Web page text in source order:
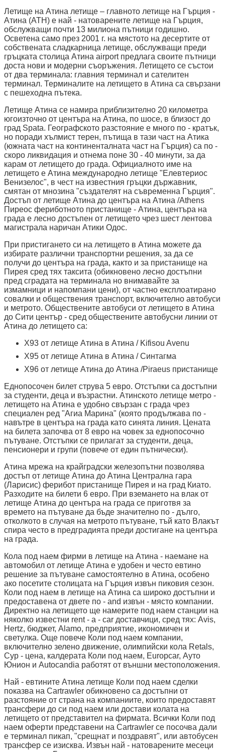
Летище на Атина летище – главното летище на Гърция -
Атина (ATH) е най - натоварените летище на Гърция,
обслужващи почти 13 милиона пътници годишно.
Осветена само през 2001 г. на мястото на десертите от
собствената сладкарница летище, обслужващи преди
гръцката столица Атина airport предлага своите пътници
доста нови и модерни съоръжения. Летището се състои
от два терминала: главния терминал и сателитен
терминал. Терминалите на летището в Атина са свързани
с пешеходна пътека.
Летище Атина се намира приблизително 20 километра
югоизточно от центъра на Атина, по шосе, в близост до
град Spata. Географското разстояние е много по - кратък,
но поради хълмист терен, пътища в тази част на Атика
(южната част на континенталната част на Гърция) са по -
скоро ликвидация и отнема поне 30 - 40 минути, за да
карам от летището до града. Официалното име на
летището е Атина международно летище "Елевтериос
Венизелос", в чест на известния гръцки държавник,
смятан от мнозина "създателят на съвременна Гърция".
Достъп от летище Атина до центъра на Атина /Athens
Пиреос фериботното пристанище - Атина, центъра на
града е лесно достъпен от летището чрез шест лентова
магистрала наричан Атики Одос.
При пристигането си на летището в Атина можете да
избирате различни транспортни решения, за да се
получи до центъра на града, както и за пристанище на
Пирея сред тях таксита (обикновено лесно достъпни
пред сградата на терминала но внимавайте за
измамници и напомпани цени), от частно експлоатирано
совалки и обществения транспорт, включително автобуси
и метрото. Обществените автобуси от летището в Атина
до Сити център - сред обществените автобусни линии от
Атина до летището са:
X93 от летище Атина в Атина / Kifisou Avenu
X95 от летище Атина в Атина / Синтагма
X96 от летище Атина до Атина /Piraeus пристанище
Еднопосочен билет струва 5 евро. Отстъпки са достъпни
за студенти, деца и възрастни. Атинското летище метро -
летището на Атина е удобно свързан с града чрез
специален ред "Агиа Марина" (която продължава по -
навътре в центъра на града като синята линия. Цената
на билета започва от 8 евро на човек за еднопосочно
пътуване. Отстъпки се прилагат за студенти, деца,
пенсионери и групи (повече от един пътнически).
Атина мрежа на крайградски железопътни позволява
достъп от летище Атина до Атина Централна гара
(Ларисис) ферибот пристанище Пирея и на град Киато.
Разходите на билети 6 евро. При вземането на влак от
летище Атина до центъра на града се приготвя за
времето на пътуване да бъде значително по - дълго,
отколкото в случая на метрото пътуване, тъй като Влакът
спира често в предградията преди достигане на центъра
на града.
Кола под наем фирми в летище на Атина - наемане на
автомобил от летище Атина е удобен и често евтино
решение за пътуване самостоятелно в Атина, особено
ако посетите столицата на Гърция извън пиковия сезон.
Коли под наем в летище на Атина са широко достъпни и
предоставена от двете по - and извън - място компании.
Директно на летището ще намерите под наем станции на
няколко известни rent - a - car доставчици, сред тях: Avis,
Hertz, бюджет, Alamo, предприятие, икономичен и
светулка. Още повече Коли под наем компании,
включително зелено движение, олимпийски кола Retals,
Сур - цена, калдерата Коли под наем, Europcar, Ауто
Юнион и Autocandia работят от външни местоположения.
Най - евтините Атина летище Коли под наем сделки
показва на Cartrawler обикновено са достъпни от
разстояние от страна на компаниите, които предоставят
трансфери до си под наем или достави колата на
летището от представител на фирмата. Всички Коли под
наем оферти представени на Cartrawler се посочва дали
е терминал пикап, "срещнат и поздравят", или автобусен
трансфер се изисква. Извън най - натоварените месеци